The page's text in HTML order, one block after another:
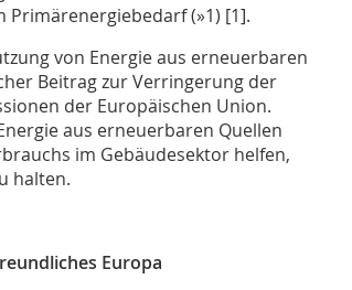
Primärenergiebedarf (»1) [1].
von Energie aus erneuerbaren
Beitrag zur Verringerung der
der Europäischen Union.
aus erneuerbaren Quellen
im Gebäudesektor helfen,
halten.
Europa